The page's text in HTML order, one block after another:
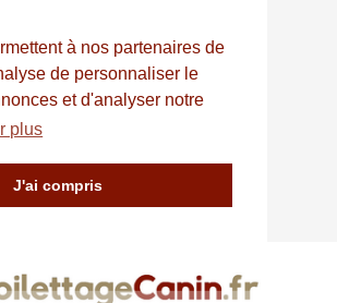
à nos partenaires de
de personnaliser le
et d'analyser notre
plus
J'ai compris